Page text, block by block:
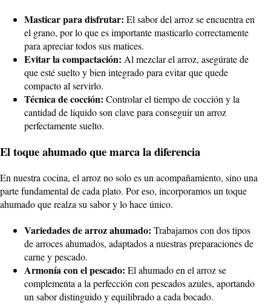
Masticar para disfrutar: El sabor del arroz se encuentra en
el grano, por lo que es importante masticarlo correctamente
para apreciar todos sus matices.
Evitar la compactación: Al mezclar el arroz, asegúrate de
que esté suelto y bien integrado para evitar que quede
compacto al servirlo.
Técnica de cocción: Controlar el tiempo de cocción y la
cantidad de líquido son clave para conseguir un arroz
perfectamente suelto.
El toque ahumado que marca la diferencia
En nuestra cocina, el arroz no solo es un acompañamiento, sino una
parte fundamental de cada plato. Por eso, incorporamos un toque
ahumado que realza su sabor y lo hace único.
Variedades de arroz ahumado: Trabajamos con dos tipos
de arroces ahumados, adaptados a nuestras preparaciones de
carne y pescado.
Armonía con el pescado: El ahumado en el arroz se
complementa a la perfección con pescados azules, aportando
un sabor distinguido y equilibrado a cada bocado.